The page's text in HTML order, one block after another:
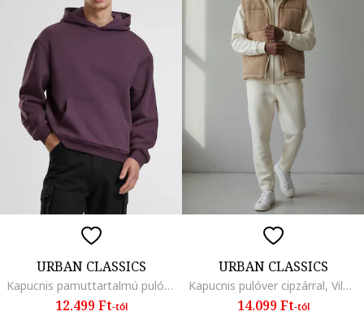
URBAN CLASSICS
Kapucnis pamuttartalmú pulóver kenguruzsebbel
12.499 Ft-tól
URBAN CLASSICS
Kapucnis pulóver cipzárral, Világosbézs
14.099 Ft-tól